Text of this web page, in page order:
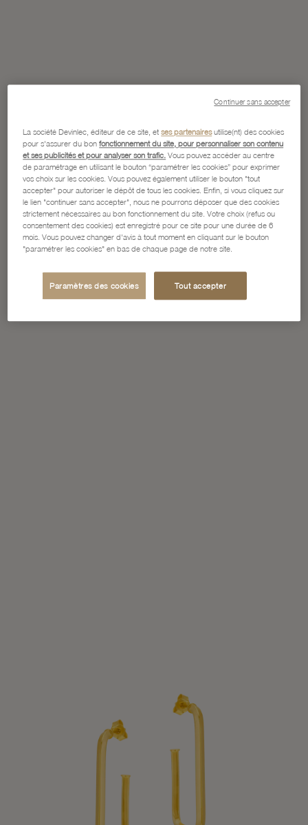
La société Devinlec, éditeur de ce site, etses partenairesutilise(nt) des cookies
pour s'assurer du bonfonctionnement du site, pour personnaliser son contenu
et ses publicités et pour analyser son trafic. Vous pouvez accéder au centre
de paramétrage en utilisant le bouton “paramétrer les cookies” pour exprimer
vos choix sur les cookies. Vous pouvez également utiliser le bouton "tout
accepter" pour autoriser le dépôt de tous les cookies. Enfin, si vous cliquez sur
le lien "continuer sans accepter", nous ne pourrons déposer que des cookies
strictement nécessaires au bon fonctionnement du site. Votre choix (refus ou
consentement des cookies) est enregistré pour ce site pour une durée de 6
mois. Vous pouvez changer d'avis à tout moment en cliquant sur le bouton
"paramétrer les cookies" en bas de chaque page de notre site.
Paramètres des cookies Tout accepter
Continuer sans accepter